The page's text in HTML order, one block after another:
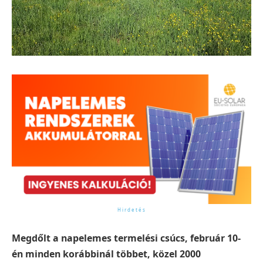
Megdőlt a napelemes termelési csúcs, február 10-
én minden korábbinál többet, közel 2000